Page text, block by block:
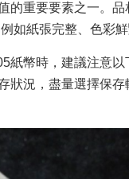
的重要要素之一
例如紙張完整、
紙幣時，建議注意
保存狀況，盡量選